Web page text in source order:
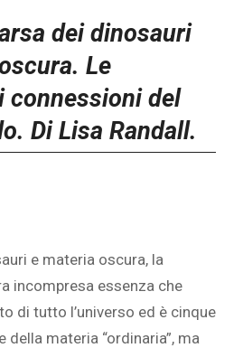
dei dinosauri
Le
connessioni del
Di Lisa Randall.
e materia oscura, la
incompresa essenza che
di tutto l’universo ed è cinque
della materia “ordinaria”, ma